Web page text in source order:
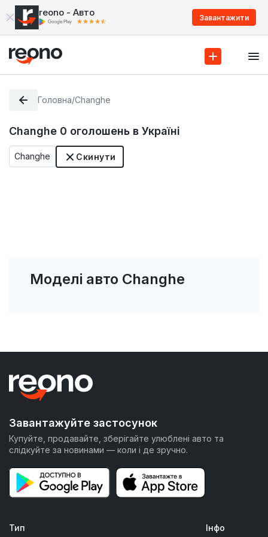
reono - Авто Завантажити
Головна/Changhe
Changhe 0 оголошень в Україні
Changhe Скинути
Моделі авто Changhe
Завантажуйте застосунок
Купуйте, продавайте, зберігайте улюблені авто та
слідкуйте за новинами — коли і де зручно.
Тип Інфо